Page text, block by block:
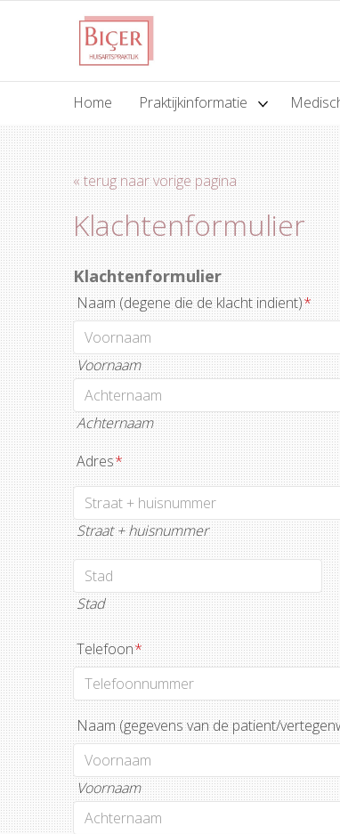
Home Praktijkinformatie
« terug naar vorige pagina
Klachtenformulier
Klachtenformulier
Naam (degene die de klacht indient)*
Voornaam
Achternaam
Adres*
Straat + huisnummer
Stad
Telefoon*
Naam (gegevens van de patient/
Voornaam